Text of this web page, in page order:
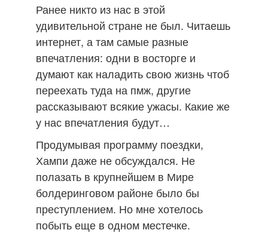
Ранее никто из нас в этой
удивительной стране не был. Читаешь
интернет, а там самые разные
впечатления: одни в восторге и
думают как наладить свою жизнь чтоб
переехать туда на пмж, другие
рассказывают всякие ужасы. Какие же
у нас впечатления будут…
Продумывая программу поездки,
Хампи даже не обсуждался. Не
полазать в крупнейшем в Мире
болдеринговом районе было бы
преступлением. Но мне хотелось
побыть еще в одном местечке.